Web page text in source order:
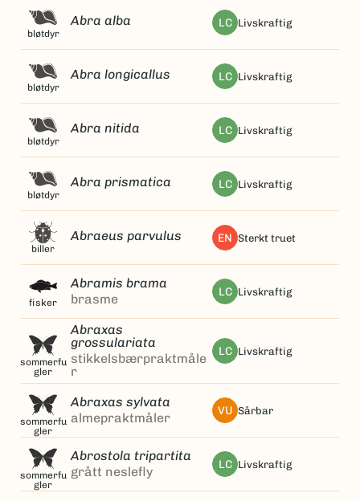
bløtdyr
Abra alba LC livskraftig
bløtdyr
Abra longicallus LC livskraftig
bløtdyr
Abra nitida LC livskraftig
bløtdyr
Abra prismatica LC livskraftig
biller
Abraeus parvulus EN sterkt truet
fisker
Abramis brama
brasme
LC livskraftig
sommerfu
gler
Abraxas
grossulariata
stikkelsbærpraktmåle
r
LC livskraftig
sommerfu
gler
Abraxas sylvata
almepraktmåler
VU sårbar
sommerfu
gler
Abrostola tripartita
grått neslefly
LC livskraftig